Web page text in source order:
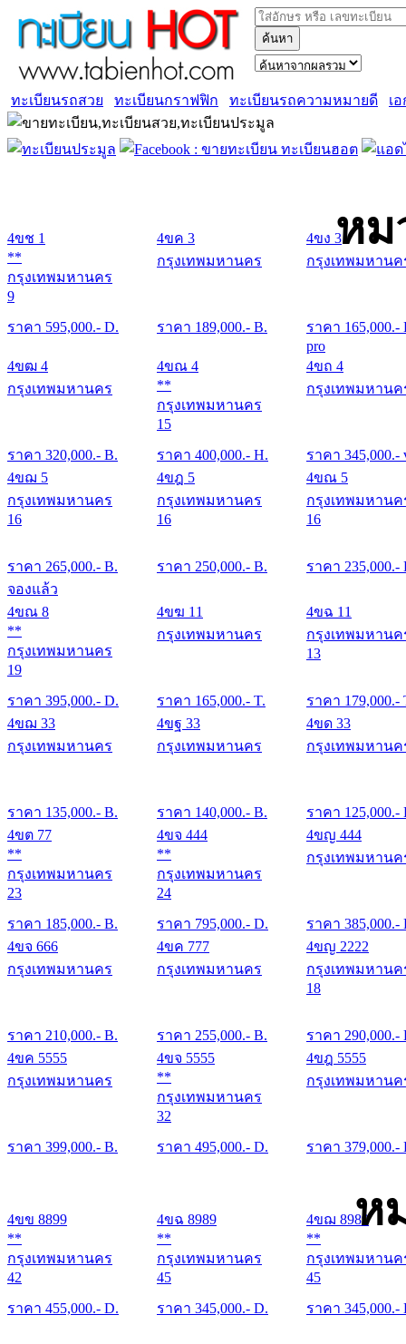
ค้นหา
ทะเบียนรถสวย ทะเบียนกราฟฟิก ทะเบียนรถความหมายดี เ
หม
4ขช 1
**
กรุงเทพมหานคร
9
ราคา 595,000.- D.
4ขค 3
กรุงเทพมหานคร
ราคา 189,000.- B.
4ขง 3
กรุงเทพมหานค
ราคา 165,000.-
4ขฒ 4
กรุงเทพมหานคร
ราคา 320,000.- B.
4ขณ 4
**
กรุงเทพมหานคร
15
ราคา 400,000.- H.
pro
4ขถ 4
กรุงเทพมหานค
ราคา 345,000.-
4ขฌ 5
กรุงเทพมหานคร
16
ราคา 265,000.- B.
4ขฎ 5
กรุงเทพมหานคร
16
ราคา 250,000.- B.
4ขณ 5
กรุงเทพมหานค
16
ราคา 235,000.-
จองแล้ว
4ขณ 8
**
กรุงเทพมหานคร
19
ราคา 395,000.- D.
4ขฆ 11
กรุงเทพมหานคร
ราคา 165,000.- T.
4ขฉ 11
กรุงเทพมหานค
13
ราคา 179,000.-
4ขฌ 33
กรุงเทพมหานคร
ราคา 135,000.- B.
4ขฐ 33
กรุงเทพมหานคร
ราคา 140,000.- B.
4ขด 33
กรุงเทพมหานค
ราคา 125,000.-
4ขต 77
**
กรุงเทพมหานคร
23
ราคา 185,000.- B.
4ขจ 444
**
กรุงเทพมหานคร
24
ราคา 795,000.- D.
4ขญ 444
กรุงเทพมหานค
ราคา 385,000.-
4ขจ 666
กรุงเทพมหานคร
ราคา 210,000.- B.
4ขค 777
กรุงเทพมหานคร
ราคา 255,000.- B.
4ขญ 2222
กรุงเทพมหานค
18
ราคา 290,000.-
4ขค 5555
กรุงเทพมหานคร
ราคา 399,000.- B.
4ขจ 5555
**
กรุงเทพมหานคร
32
ราคา 495,000.- D.
4ขฎ 5555
กรุงเทพมหานค
ราคา 379,000.-
ห
4ขข 8899
**
กรุงเทพมหานคร
42
ราคา 455,000.- D.
4ขฉ 8989
**
กรุงเทพมหานคร
45
ราคา 345,000.- D.
4ขฌ 8989
**
กรุงเทพมหานค
45
ราคา 345,000.-